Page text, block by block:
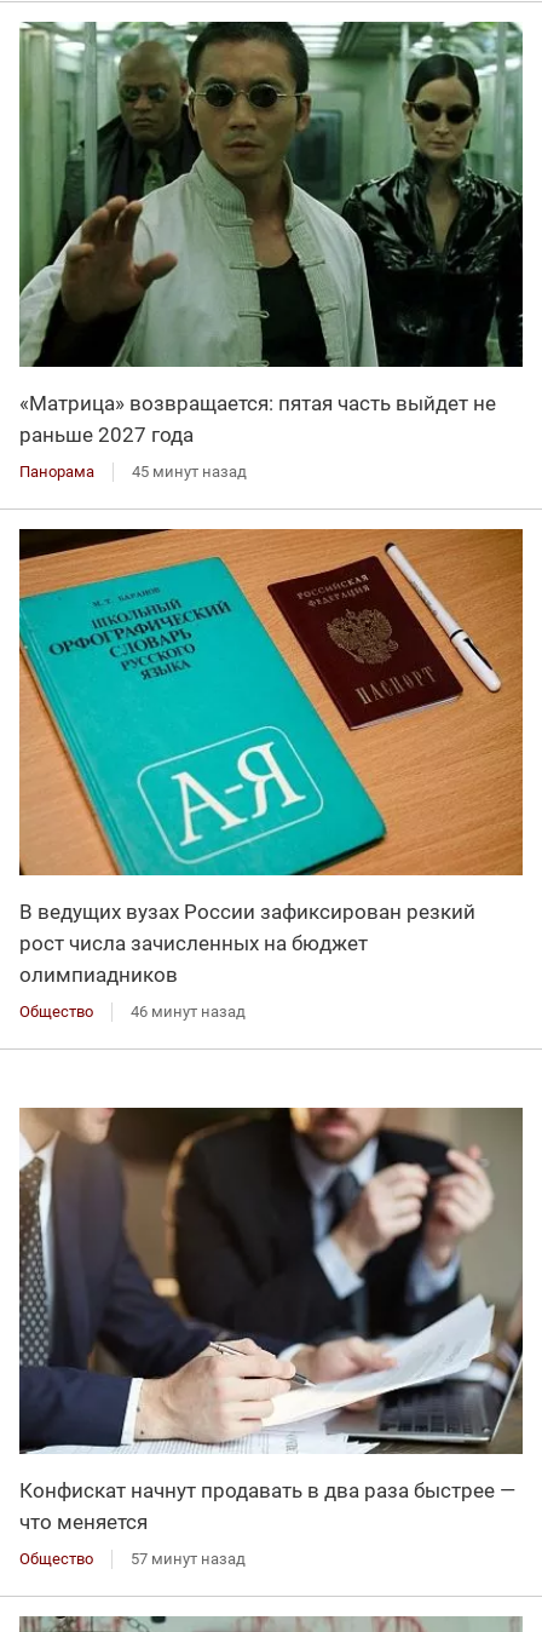
«Матрица» возвращается: пятая часть выйдет не
раньше 2027 года
Панорама 45 минут назад
В ведущих вузах России зафиксирован резкий
рост числа зачисленных на бюджет
олимпиадников
Общество 46 минут назад
Конфискат начнут продавать в два раза быстрее —
что меняется
Общество 57 минут назад